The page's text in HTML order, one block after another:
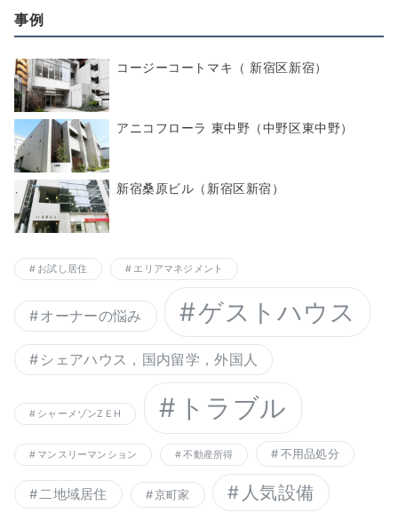
事例
コージーコートマキ（ 新宿区新宿）
アニコフローラ 東中野（中野区東中野）
新宿桑原ビル（新宿区新宿）
お試し居住 エリアマネジメント
オーナーの悩み ゲストハウス
シェアハウス，国内留学，外国人
シャーメゾンZＥH トラブル
マンスリーマンション 不動産所得 不用品処分
二地域居住 京町家 人気設備